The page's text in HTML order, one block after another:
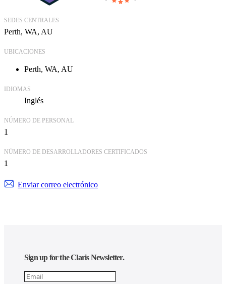
SEDES CENTRALES
Perth, WA, AU
UBICACIONES
Perth, WA, AU
IDIOMAS
Inglés
NÚMERO DE PERSONAL
1
NÚMERO DE DESARROLLADORES CERTIFICADOS
1
Enviar correo electrónico
Sign up for the Claris Newsletter.